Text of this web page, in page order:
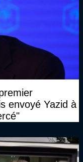
envoyé Yazid à